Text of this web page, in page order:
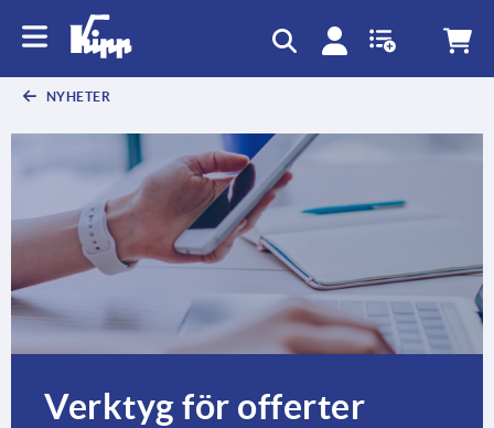
NYHETER
Verktyg för offerter